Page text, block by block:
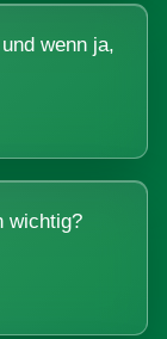
wenn ja,
wichtig?